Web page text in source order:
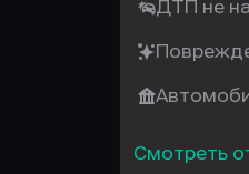
ДТП не
Смотреть